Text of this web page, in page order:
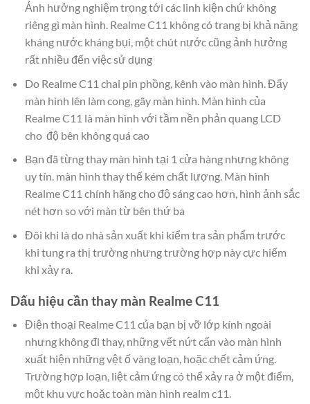
Ảnh hưởng nghiệm trọng tới các linh kiện chứ không
riêng gì màn hình. Realme C11 không có trang bị khả năng
kháng nước kháng bụi, một chút nước cũng ảnh hưởng
rất nhiều đến việc sử dụng
Do Realme C11 chai pin phồng, kênh vào màn hình. Đẩy
màn hình lên làm cong, gãy màn hình. Màn hình của
Realme C11 là màn hình với tầm nền phản quang LCD
cho độ bên không quá cao
Bạn đã từng thay màn hình tại 1 cửa hàng nhưng không
uy tín. màn hình thay thế kém chất lượng. Màn hình
Realme C11 chính hãng cho độ sáng cao hơn, hình ảnh sắc
nét hơn so với màn từ bên thứ ba
Đôi khi là do nhà sản xuất khi kiểm tra sản phẩm trước
khi tung ra thị trường nhưng trường hợp này cực hiếm
khi xảy ra.
Dấu hiệu cần thay màn Realme C11
Điện thoại Realme C11 của bạn bị vỡ lớp kính ngoài
nhưng không đi thay, những vết nứt cấn vào màn hình
xuất hiện những vệt ố vàng loạn, hoặc chết cảm ứng.
Trường hợp loạn, liệt cảm ứng có thể xảy ra ở một điểm,
một khu vực hoặc toàn màn hình realm c11.